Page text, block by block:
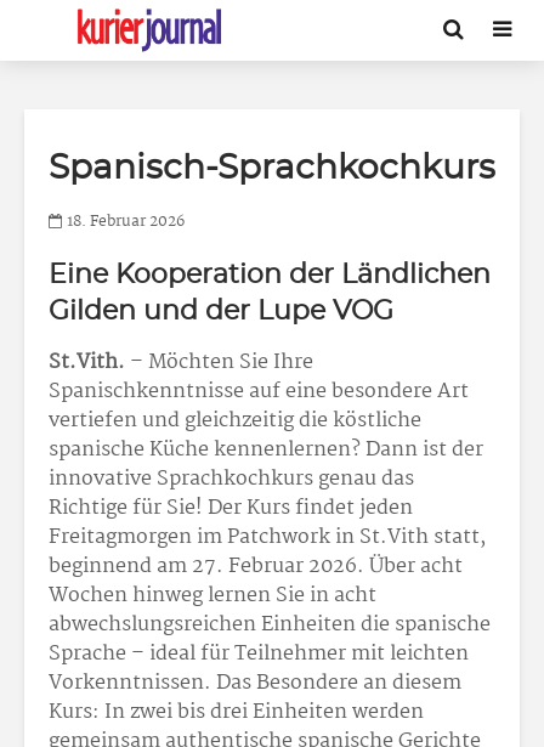
Spanisch-Sprachkochkurs
18. Februar 2026
Eine Kooperation der Ländlichen
Gilden und der Lupe VOG
St.Vith. – Möchten Sie Ihre
Spanischkenntnisse auf eine besondere Art
vertiefen und gleichzeitig die köstliche
spanische Küche kennenlernen? Dann ist der
innovative Sprachkochkurs genau das
Richtige für Sie! Der Kurs findet jeden
Freitagmorgen im Patchwork in St.Vith statt,
beginnend am 27. Februar 2026. Über acht
Wochen hinweg lernen Sie in acht
abwechslungsreichen Einheiten die spanische
Sprache – ideal für Teilnehmer mit leichten
Vorkenntnissen. Das Besondere an diesem
Kurs: In zwei bis drei Einheiten werden